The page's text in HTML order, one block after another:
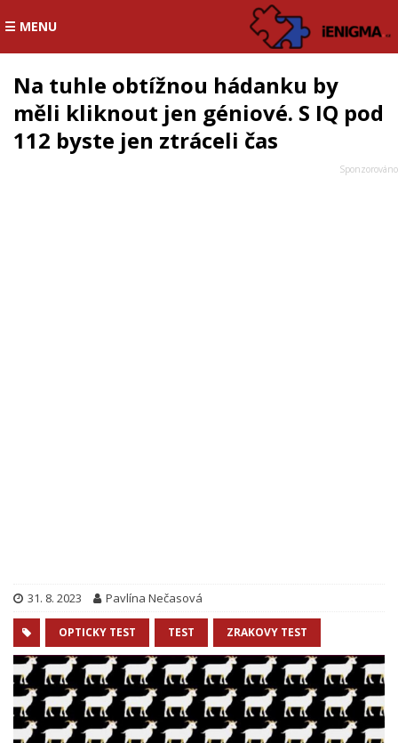
☰ MENU
Na tuhle obtížnou hádanku by
měli kliknout jen géniové. S IQ pod
112 byste jen ztráceli čas
31. 8. 2023 Pavlína Nečasová
OPTICKY TEST TEST ZRAKOVY TEST